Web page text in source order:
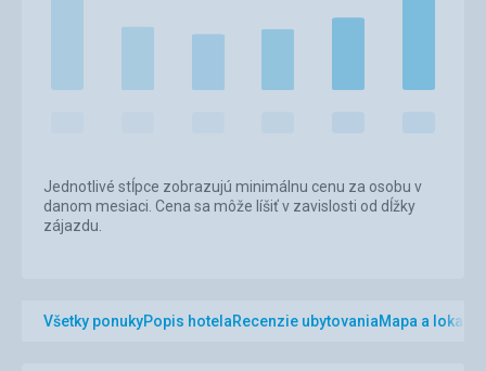
Jednotlivé stĺpce zobrazujú minimálnu cenu za osobu v
danom mesiaci. Cena sa môže líšiť v zavislosti od dĺžky
zájazdu.
Všetky ponukyPopis hotelaRecenzie ubytovaniaMapa a lokalita